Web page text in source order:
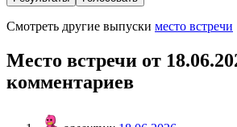
Смотреть другие выпуски место встречи
Место встречи от
комментариев